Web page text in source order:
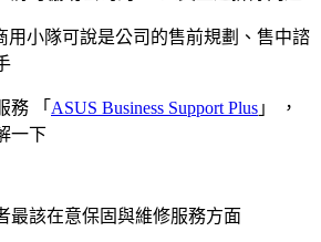
用小隊可說是公司的售前規劃、售中諮
務 「 ASUS Business Support Plus 」 ，
一下
最該在意保固與維修服務方面